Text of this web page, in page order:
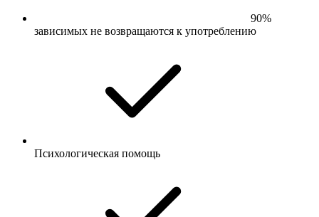
90%
зависимых не возвращаются к употреблению
Психологическая помощь